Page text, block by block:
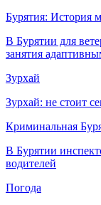
Бурятия: История
В Бурятии для
занятия
Зурхай
Зурхай: не стоит
Криминальная
В Бурятии
водителей
Погода